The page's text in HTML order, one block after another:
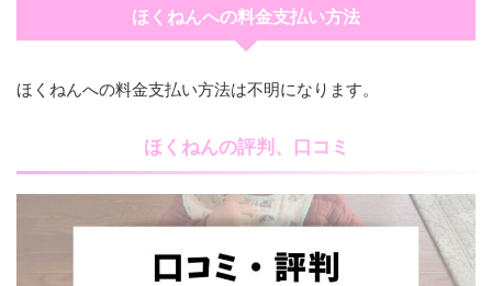
ほくねんへの料金支払い方法
ほくねんへの料金支払い方法は不明になります。
ほくねんの評判、口コミ